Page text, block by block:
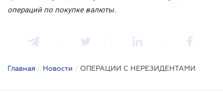
операций по покупке валюты.
Главная / Новости / ОПЕРАЦИИ С НЕРЕЗИДЕНТАМИ